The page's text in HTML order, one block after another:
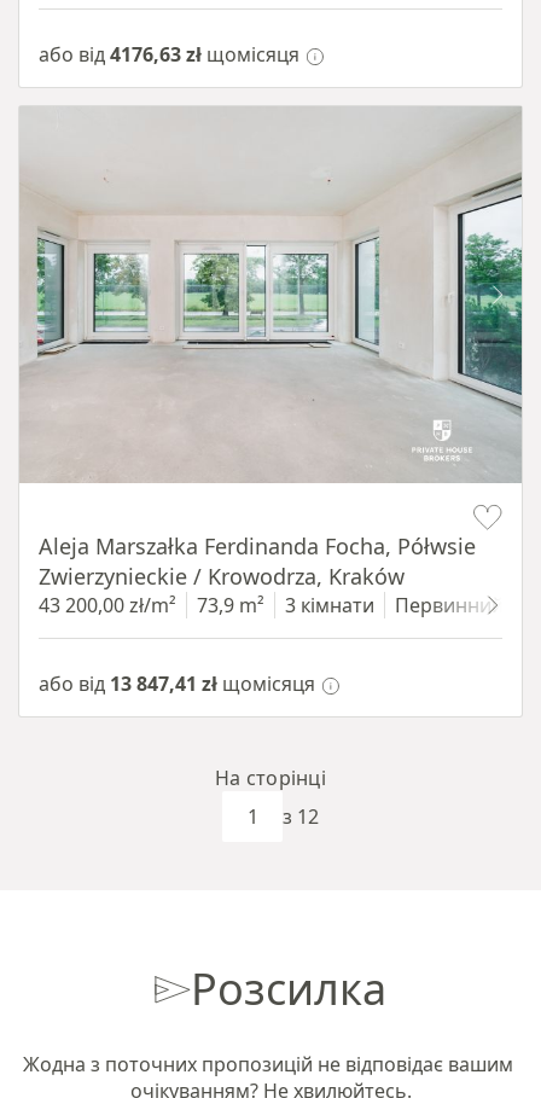
або від4176,63 zł щомісяця
Aleja Marszałka Ferdinanda Focha, Półwsie
Zwierzynieckie / Krowodrza, Kraków
43 200,00 zł/m² 73,9 m² 3 кімнати Первинний
або від 13 847,41 zł щомісяця
з 12
На сторінці
Розсилка
Жодна з поточних пропозицій не відповідає вашим
очікуванням? Не хвилюйтесь.